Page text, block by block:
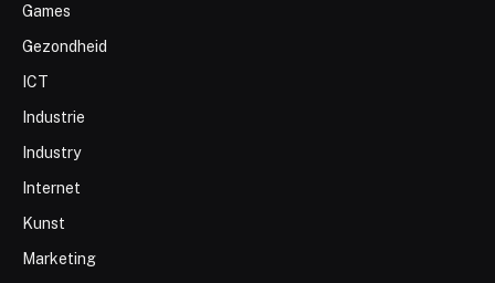
Games
Gezondheid
ICT
Industrie
Industry
Internet
Kunst
Marketing